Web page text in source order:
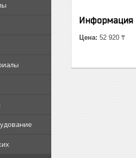
Информация
Цена: 52 920 ₸